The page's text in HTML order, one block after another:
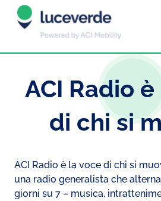
ACI Radio
di chi si
ACI Radio è la voce di chi si
una radio generalista che
giorni su 7 – musica,